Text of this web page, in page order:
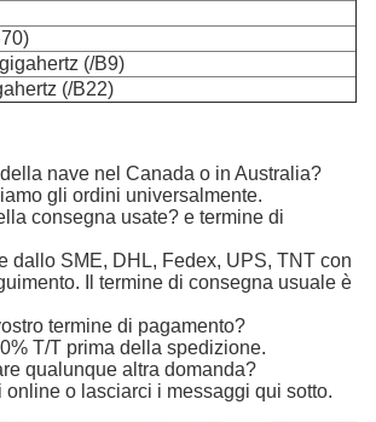
(/B9)
(/B22)
nave nel Canada o in Australia?
gli ordini universalmente.
consegna usate? e termine di
dallo SME, DHL, Fedex, UPS, TNT con
Il termine di consegna usuale è
termine di pagamento?
T/T prima della spedizione.
qualunque altra domanda?
online o lasciarci i messaggi qui sotto.